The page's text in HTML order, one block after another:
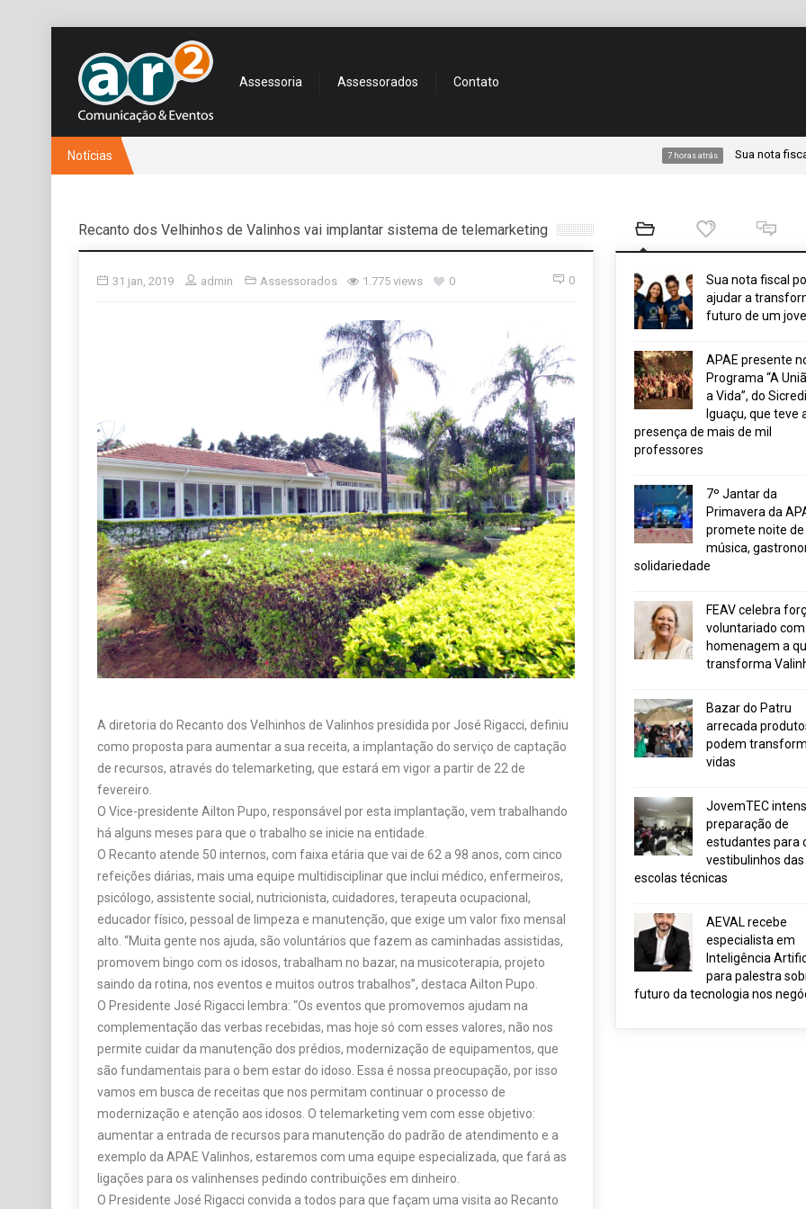
Assessoria Assessorados Contato
Notícias Sua nota fiscal pode
Recanto dos Velhinhos de Valinhos vai implantar sistema de telemarketing
31 jan, 2019 admin Assessorados 1.775 views 0 0
A diretoria do Recanto dos Velhinhos de Valinhos presidida por José Rigacci, definiu
como proposta para aumentar a sua receita, a implantação do serviço de captação
de recursos, através do telemarketing, que estará em vigor a partir de 22 de
fevereiro.
O Vice-presidente Ailton Pupo, responsável por esta implantação, vem trabalhando
há alguns meses para que o trabalho se inicie na entidade.
O Recanto atende 50 internos, com faixa etária que vai de 62 a 98 anos, com cinco
refeições diárias, mais uma equipe multidisciplinar que inclui médico, enfermeiros,
psicólogo, assistente social, nutricionista, cuidadores, terapeuta ocupacional,
educador físico, pessoal de limpeza e manutenção, que exige um valor fixo mensal
alto. “Muita gente nos ajuda, são voluntários que fazem as caminhadas assistidas,
promovem bingo com os idosos, trabalham no bazar, na musicoterapia, projeto
saindo da rotina, nos eventos e muitos outros trabalhos”, destaca Ailton Pupo.
O Presidente José Rigacci lembra: “Os eventos que promovemos ajudam na
complementação das verbas recebidas, mas hoje só com esses valores, não nos
permite cuidar da manutenção dos prédios, modernização de equipamentos, que
são fundamentais para o bem estar do idoso. Essa é nossa preocupação, por isso
vamos em busca de receitas que nos permitam continuar o processo de
modernização e atenção aos idosos. O telemarketing vem com esse objetivo:
aumentar a entrada de recursos para manutenção do padrão de atendimento e a
exemplo da APAE Valinhos, estaremos com uma equipe especializada, que fará as
ligações para os valinhenses pedindo contribuições em dinheiro.
O Presidente José Rigacci convida a todos para que façam uma visita ao Recanto
Sua nota fiscal
ajudar a
futuro de um
APAE presente
Programa “A
a Vida”, do Sicredi
Iguaçu, que teve
presença de mais de mil
professores
7º Jantar da
Primavera da
promete noite de
música,
solidariedade
FEAV celebra
voluntariado com
homenagem a
transforma
Bazar do Patru
arrecada
podem
vidas
JovemTEC
preparação de
estudantes para
vestibulinhos das
escolas técnicas
AEVAL recebe
especialista em
Inteligência
para palestra
futuro da tecnologia nos